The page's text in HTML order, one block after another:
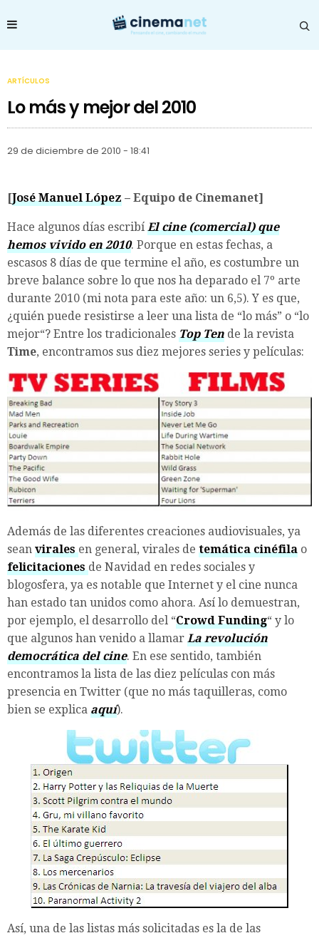
ARTÍCULOS
Lo más y mejor del 2010
29 de diciembre de 2010 - 18:41
[José Manuel López – Equipo de Cinemanet]
Hace algunos días escribí El cine (comercial) que
hemos vivido en 2010. Porque en estas fechas, a
escasos 8 días de que termine el año, es costumbre un
breve balance sobre lo que nos ha deparado el 7º arte
durante 2010 (mi nota para este año: un 6,5). Y es que,
¿quién puede resistirse a leer una lista de “lo más” o “lo
mejor“? Entre los tradicionales Top Ten de la revista
Time, encontramos sus diez mejores series y películas:
Además de las diferentes creaciones audiovisuales, ya
sean viralesen general, virales de temática cinéfila o
felicitacionesde Navidad en redes sociales y
blogosfera, ya es notable que Internet y el cine nunca
han estado tan unidos como ahora. Así lo demuestran,
por ejemplo, el desarrollo del “Crowd Funding“ y lo
que algunos han venido a llamar La revolución
democrática del cine. En ese sentido, también
encontramos la lista de las diez películas con más
presencia en Twitter (que no más taquilleras, como
bien se explica aquí).
Así, una de las listas más solicitadas es la de las